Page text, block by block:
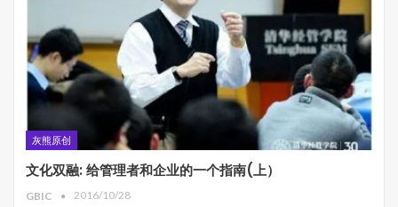
灰熊原创
文化双融: 给管理者和企业的一个指南(上）
GBIC 2016/10/28